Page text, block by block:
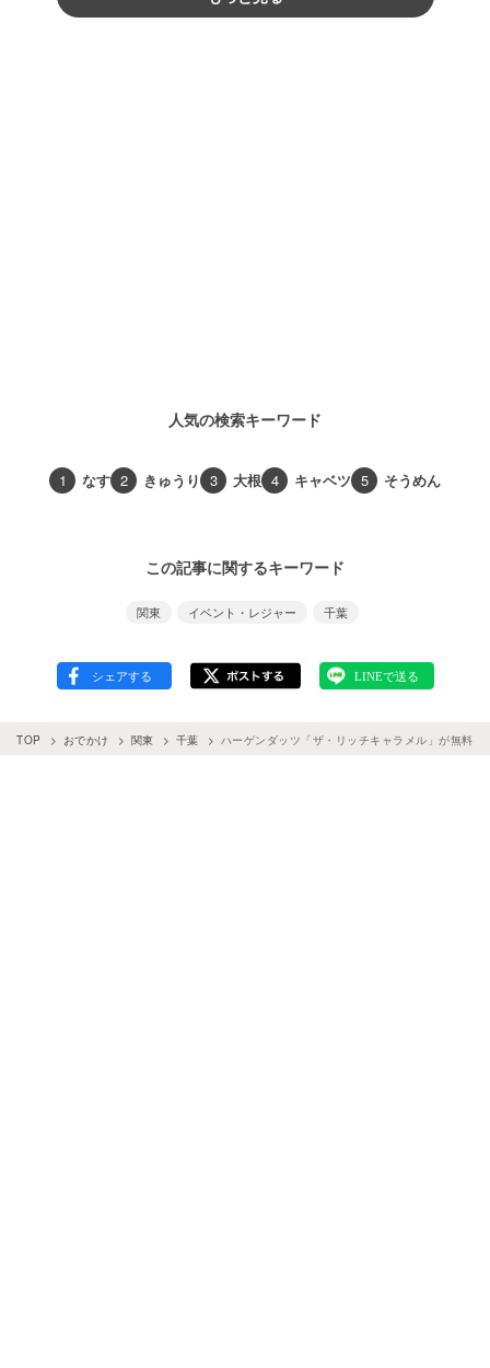
人気の検索キーワード
1 なす 2 きゅうり 3 大根 4 キャベツ 5 そうめん
この記事に関するキーワード
関東 イベント・レジャー 千葉
TOP おでかけ 関東 千葉 ハーゲンダッツ「ザ・リッチキャラメル」が無料